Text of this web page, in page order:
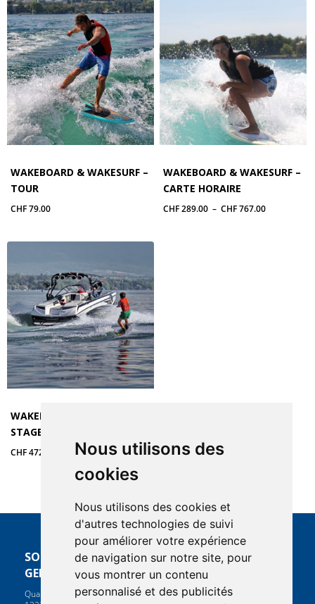
Nous utilisons des
cookies
Nous utilisons des cookies et
d'autres technologies de suivi
pour améliorer votre expérience
de navigation sur notre site, pour
vous montrer un contenu
personnalisé et des publicités
WAKEBOARD & WAKESURF –
TOUR
CHF79.00
WAKEBOARD & WAKESURF –
CARTE HORAIRE
CHF289.00 – CHF767.00Plage
WAKEBOARD & WAKESURF –
STAGE ÉTÉ
CHF472.50
SOCIÉTÉ NAUTIQUE DE
GENÈVE
Quai de Cologny 1
INFORMATIONS
Contacts
Notre boutique
Politique de confidentialité